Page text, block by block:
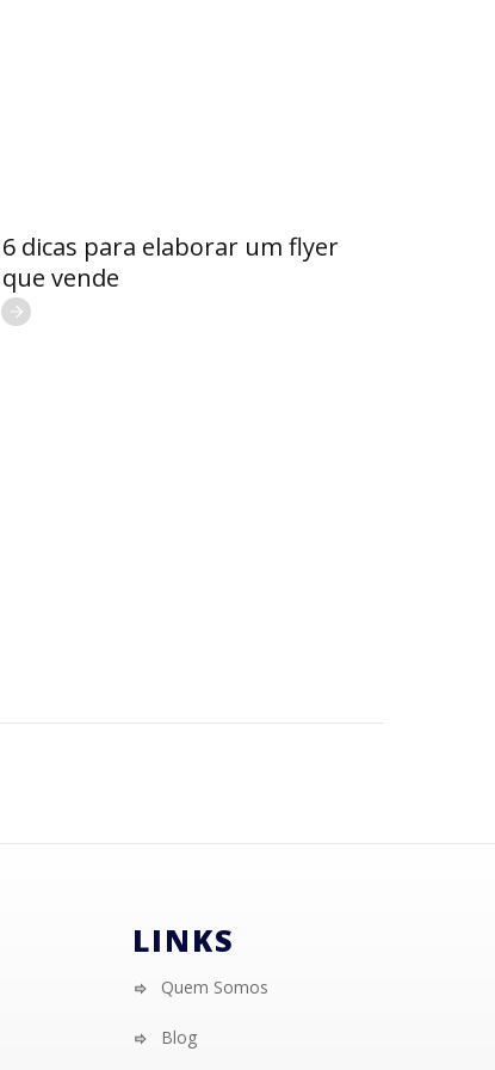
6 dicas para elaborar um flyer
que vende
LINKS
Quem Somos
Blog